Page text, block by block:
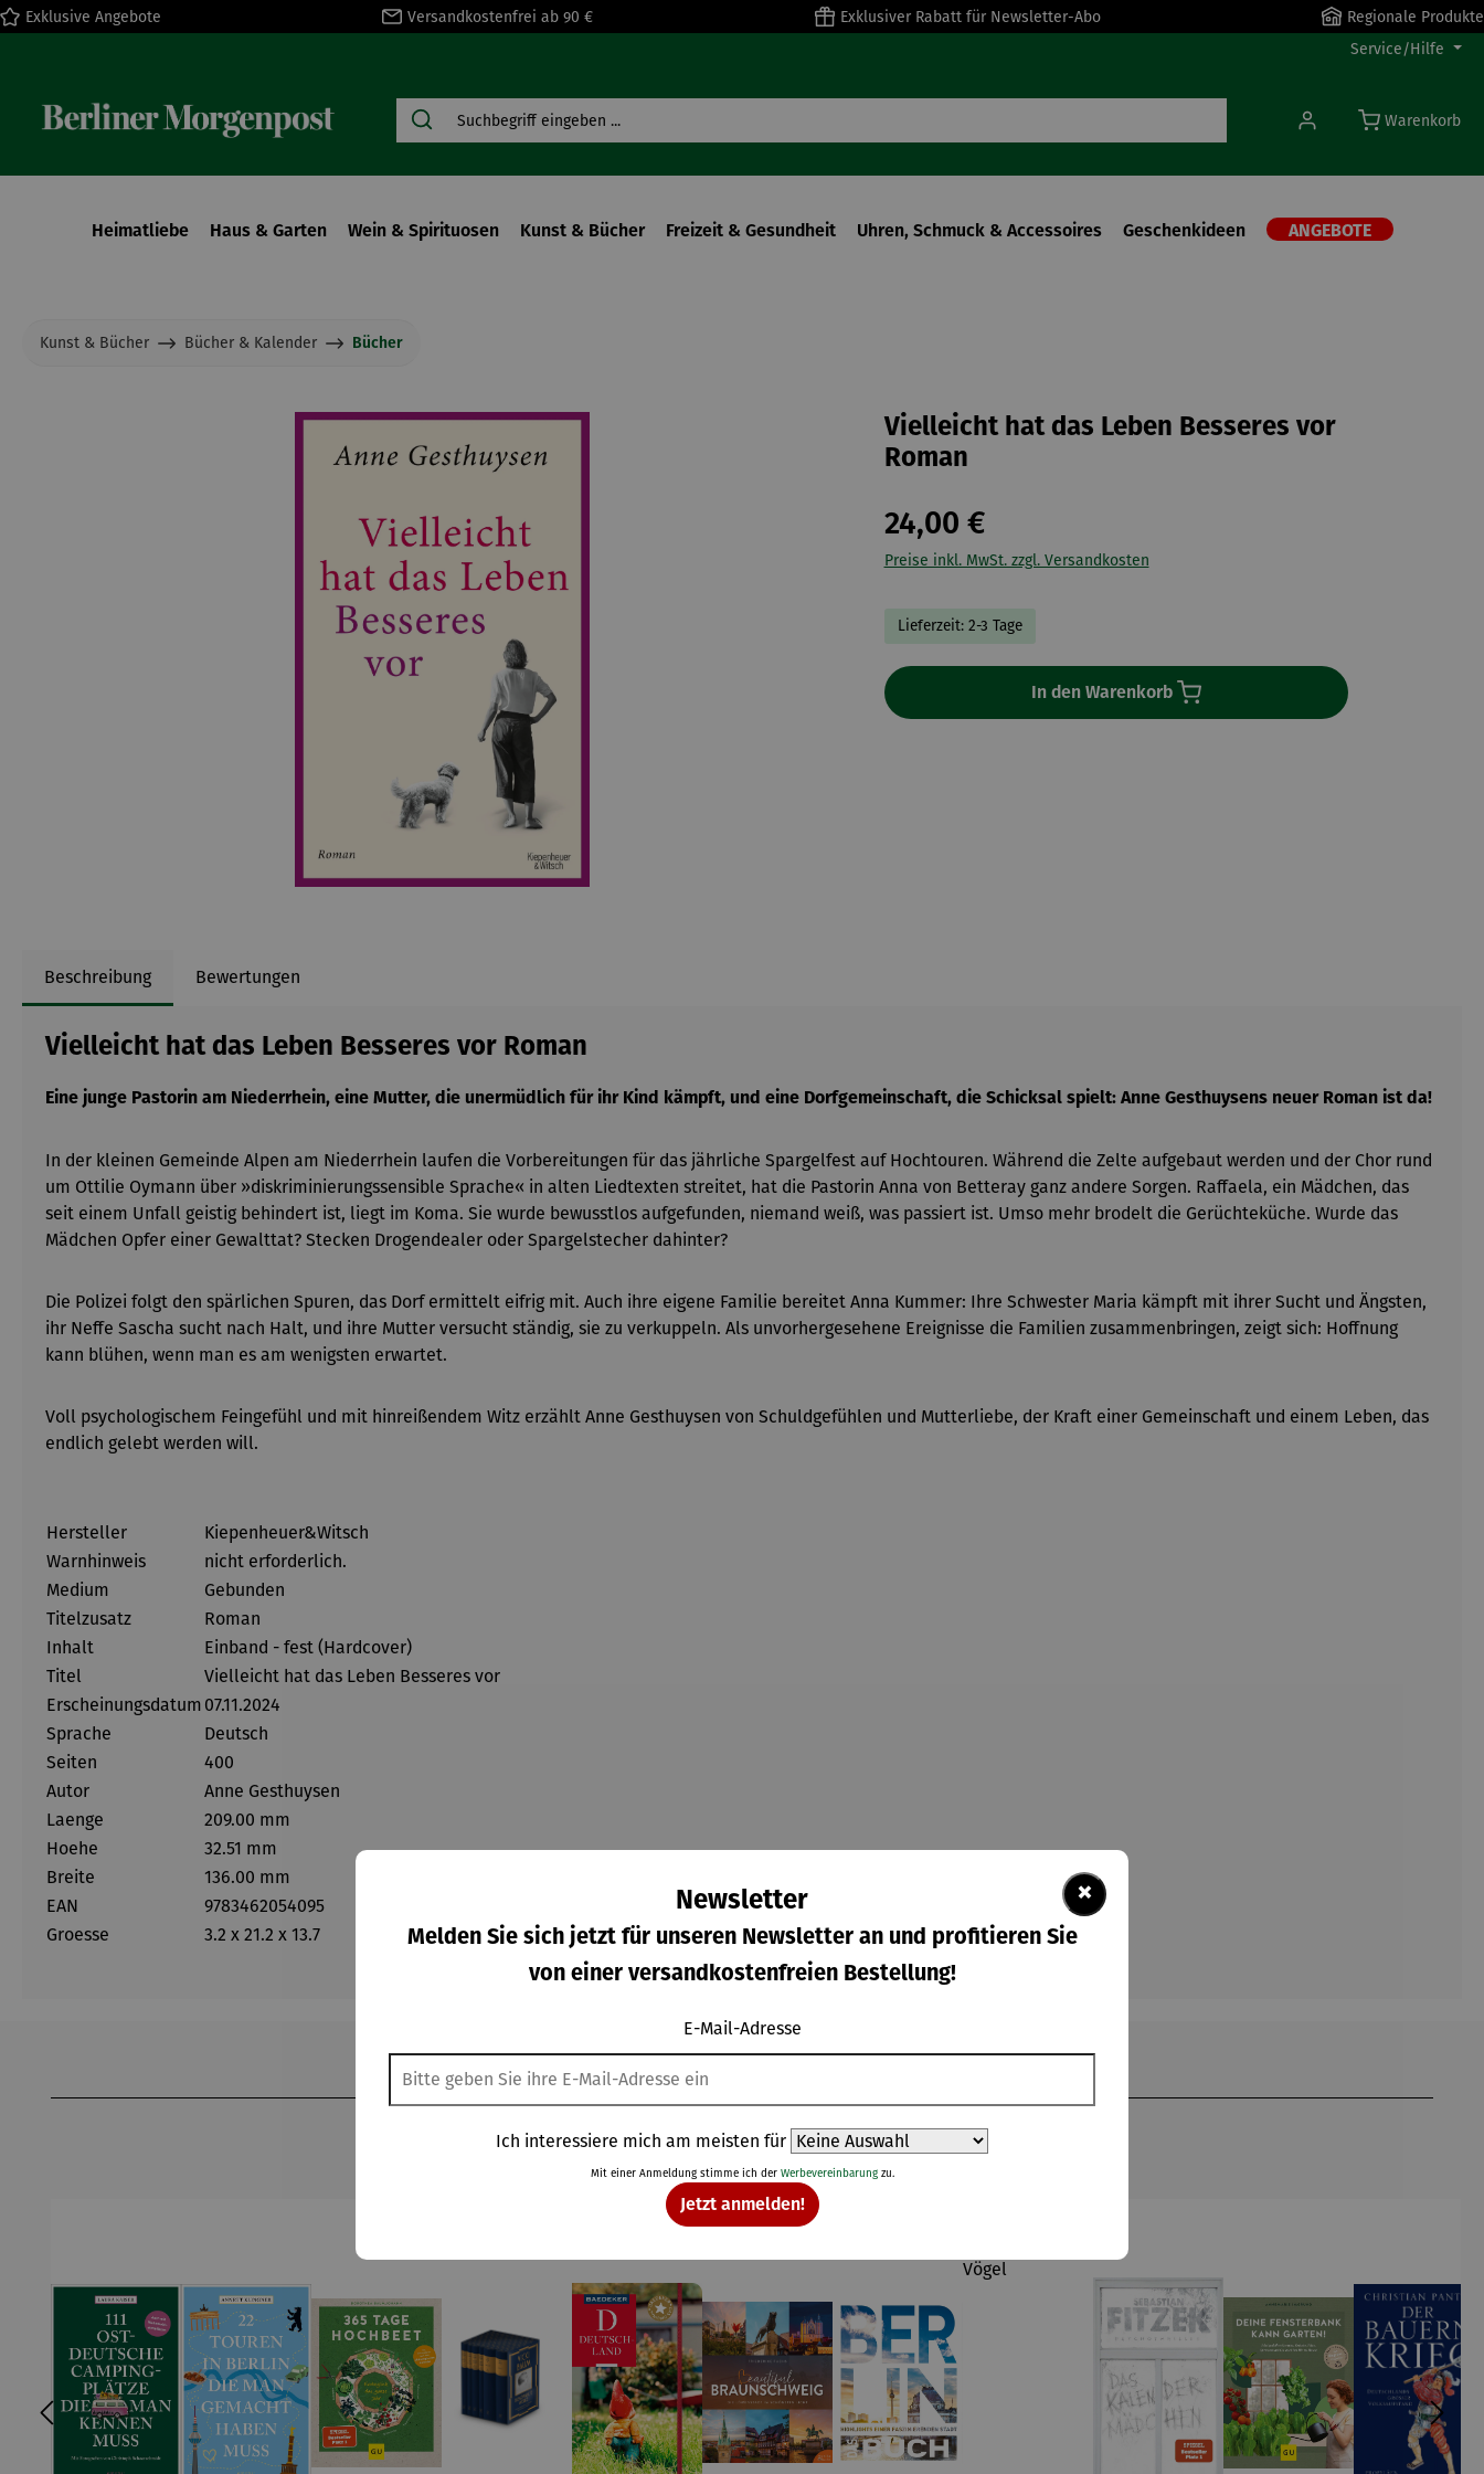
Zur Hauptnavigation springen
Exklusive Angebote Versandkostenfrei ab 90 € Exklusiver Rabatt für Newsletter-Abo
Regionale Produkte
Service/Hilfe
Warenkorb
Heimatliebe Haus & Garten Wein & Spirituosen Kunst & Bücher Freizeit & Gesundheit Uhren, Schmuck & Accessoires Geschenkideen ANGEBOTE
Kunst & Bücher Bücher & Kalender Bücher
Vielleicht hat das Leben Besseres vor
Roman
24,00 €
Preise inkl. MwSt. zzgl. Versandkosten
Lieferzeit: 2-3 Tage
In den Warenkorb
Beschreibung Bewertungen
Vielleicht hat das Leben Besseres vor Roman
Eine junge Pastorin am Niederrhein, eine Mutter, die unermüdlich für ihr Kind kämpft, und eine Dorfgemeinschaft, die Schicksal spielt: Anne Gesthuysens neuer Roman ist da!
In der kleinen Gemeinde Alpen am Niederrhein laufen die Vorbereitungen für das jährliche Spargelfest auf Hochtouren. Während die Zelte aufgebaut werden und der Chor rund
um Ottilie Oymann über »diskriminierungssensible Sprache« in alten Liedtexten streitet, hat die Pastorin Anna von Betteray ganz andere Sorgen. Raffaela, ein Mädchen, das
seit einem Unfall geistig behindert ist, liegt im Koma. Sie wurde bewusstlos aufgefunden, niemand weiß, was passiert ist. Umso mehr brodelt die Gerüchteküche. Wurde das
Mädchen Opfer einer Gewalttat? Stecken Drogendealer oder Spargelstecher dahinter?
Die Polizei folgt den spärlichen Spuren, das Dorf ermittelt eifrig mit. Auch ihre eigene Familie bereitet Anna Kummer: Ihre Schwester Maria kämpft mit ihrer Sucht und Ängsten,
ihr Neffe Sascha sucht nach Halt, und ihre Mutter versucht ständig, sie zu verkuppeln. Als unvorhergesehene Ereignisse die Familien zusammenbringen, zeigt sich: Hoffnung
kann blühen, wenn man es am wenigsten erwartet.
Voll psychologischem Feingefühl und mit hinreißendem Witz erzählt Anne Gesthuysen von Schuldgefühlen und Mutterliebe, der Kraft einer Gemeinschaft und einem Leben, das
endlich gelebt werden will.
Hersteller
Kiepenheuer&Witsch
Warnhinweis
nicht erforderlich.
Medium
Gebunden
Titelzusatz
Roman
Inhalt
Einband - fest (Hardcover)
Titel
Vielleicht hat das Leben Besseres vor
Erscheinungsdatum 07.11.2024
Sprache
Deutsch
Seiten
400
Autor
Anne Gesthuysen
Laenge
209.00 mm
Hoehe
32.51 mm
Breite
136.00 mm
EAN
9783462054095
Groesse
3.2 x 21.2 x 13.7
Kunden kauften auch
×
Newsletter
Melden Sie sich jetzt für unseren Newsletter an und profitieren Sie
von einer versandkostenfreien Bestellung!
E-Mail-Adresse
Ich interessiere mich am meisten für
Mit einer Anmeldung stimme ich der Werbevereinbarungzu.
Jetzt anmelden!